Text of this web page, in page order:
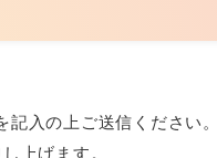
入の上ご送信ください。
上げます。